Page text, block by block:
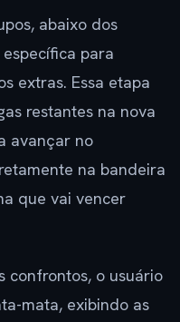
abaixo dos
para
extras. Essa etapa
restantes na nova
avançar no
na bandeira
que vai vencer
confrontos, o usuário
mata, exibindo as